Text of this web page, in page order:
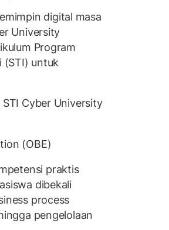
digital masa
University
Program
(STI) untuk
Cyber University
(OBE)
praktis
dibekali
process
pengelolaan